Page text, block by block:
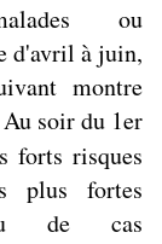
ou
d'avril à juin,
montre
soir du 1er
forts risques
plus fortes
de cas